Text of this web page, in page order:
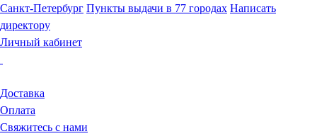
Санкт-Петербург Пункты выдачи в 77 городах Написать
директору
Личный кабинет
Доставка
Оплата
Свяжитесь с нами